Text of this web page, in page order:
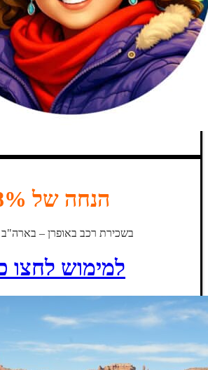
הנחה של 8%
בשכירת רכב באופרן – בארה"ב
למימוש לחצו